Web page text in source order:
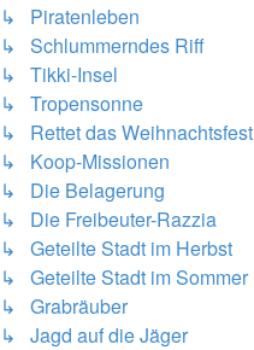
↳ Piratenleben
↳ Schlummerndes Riff
↳ Tikki-Insel
↳ Tropensonne
↳ Rettet das Weihnachtsfest
↳ Koop-Missionen
↳ Die Belagerung
↳ Die Freibeuter-Razzia
↳ Geteilte Stadt im Herbst
↳ Geteilte Stadt im Sommer
↳ Grabräuber
↳ Jagd auf die Jäger